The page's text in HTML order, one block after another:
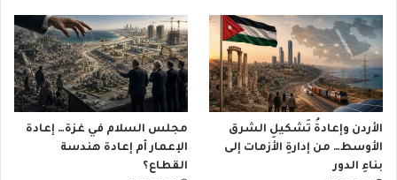
الأردن وإعادةُ تَشكيلِ الشرق
الأوسط… من إدارةِ الأزمات إلى
بناءِ الدور
مجلس السلام في غزة… إعادة
الإعمار أم إعادة هندسة
القطاع؟